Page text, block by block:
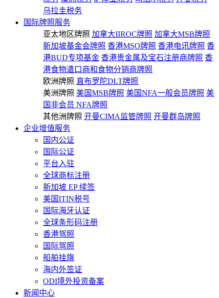
乌拉圭税务
国际牌照服务
亚太地区牌照 加拿大IIROC牌照 加拿大MSB牌照
新加坡基金会牌照 香港MSO牌照 香港电讯牌照 香
港BUD专项基金 香港贵金属及宝石注册商牌照 香
港食物遣口商和食物分销商牌照
欧洲牌照 直布罗陀DLT牌照
美洲牌照 美国MSB牌照 美国NFA一般会员牌照 美
国非会员 NFA牌照
其他洲牌照 开曼CIMA监管牌照 开曼群岛牌照
企业增值服务
国内公证
国际公证
平台入驻
全球商标注册
新加坡 EP 续签
美国ITIN税号
国际海牙认证
全球条形码注册
香港驾照
国际驾照
船舶挂旗
海内外签证
ODI境外投资备案
新闻中心